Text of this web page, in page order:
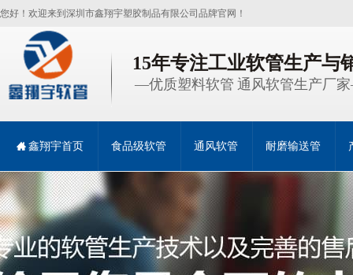
您好！欢迎来到深圳市鑫翔宇塑胶制品有限公司品牌官网！
15年专注工业软管生产与
—优质塑料软管 通风软管生产厂
鑫翔宇首页 食品级软管 通风软管 耐磨输送管